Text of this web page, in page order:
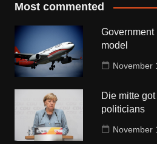
Most commented
model
November
Die mitte
politicians
November